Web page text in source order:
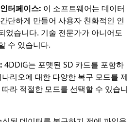
터페이스: 이 소프트웨어는 데이터
단하게 만들어 사용자 친화적인 인
었습니다. 기술 전문가가 아니어도
수 있습니다.
4DDiG는 포맷된 SD 카드를 포함하
리오에 대한 다양한 복구 모드를 제
라 적절한 모드를 선택할 수 있습니